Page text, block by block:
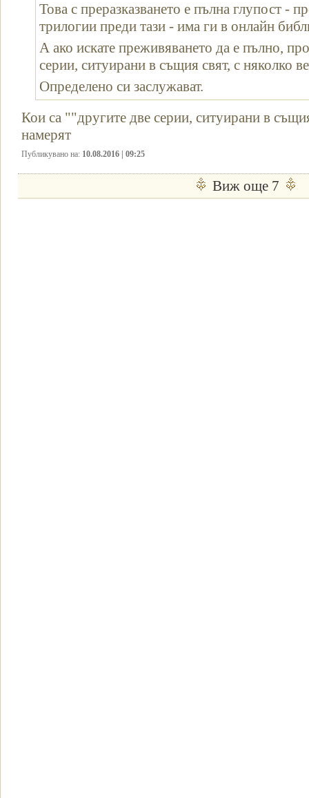
Това с преразказването е пълна глупост -
трилогии преди тази - има ги в онлайн
А ако искате преживяването да е пълно,
серии, ситуирани в същия свят, с няколко
Определено си заслужават.
Кои са ""другите две серии, ситуирани в
намерят
Публикувано на: 10.08.2016 | 09:25
Виж още 7